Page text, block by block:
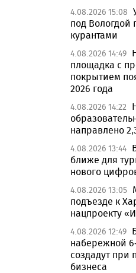
4.08.2026 15:08
под Вологдой
курантами
4.08.2026 14:49
площадка с
покрытием
2026 года
4.08.2026 14:22
направлено
4.08.2026 13:44
ближе для
нового
4.08.2026 13:05
подъезде к
нацпроекту
4.08.2026 12:49
набережной
создадут при
бизнеса